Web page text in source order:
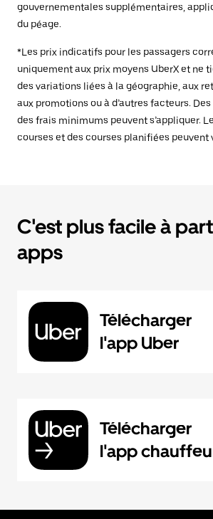
gouvernementales supplémentaires,
du péage.
*Les prix indicatifs pour les passagers
uniquement aux prix moyens UberX et ne
des variations liées à la géographie, aux
aux promotions ou à d’autres facteurs.
des frais minimums peuvent s’appliquer.
courses et des courses planifiées peuvent
C'est plus facile à
apps
Télécharger
l'app Uber
Télécharger
l'app